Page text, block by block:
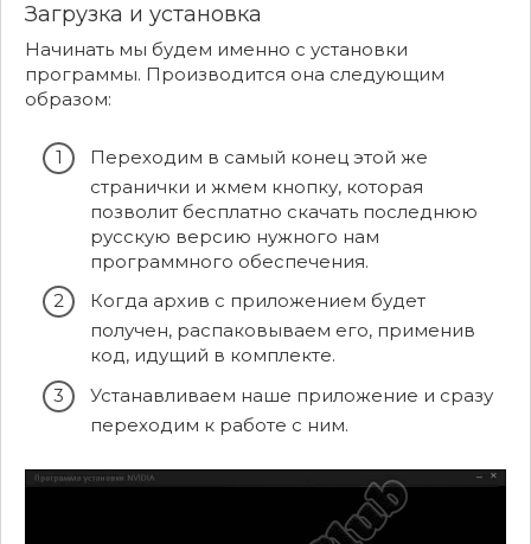
Загрузка и установка
Начинать мы будем именно с установки
программы. Производится она следующим
образом:
Переходим в самый конец этой же
странички и жмем кнопку, которая
позволит бесплатно скачать последнюю
русскую версию нужного нам
программного обеспечения.
Когда архив с приложением будет
получен, распаковываем его, применив
код, идущий в комплекте.
Устанавливаем наше приложение и сразу
переходим к работе с ним.